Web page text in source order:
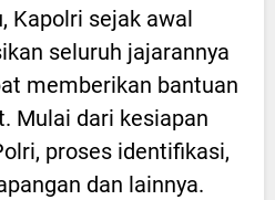
Kapolri sejak awal
seluruh jajarannya
memberikan bantuan
Mulai dari kesiapan
proses identifikasi,
dan lainnya.